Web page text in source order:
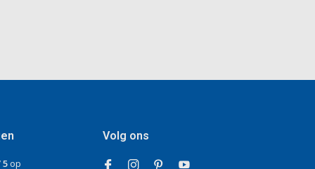
5op
Volg ons